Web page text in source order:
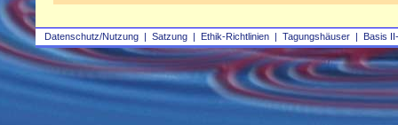
Datenschutz/Nutzung | Satzung | Ethik-Richtlinien | Tagungshäuser | Basis